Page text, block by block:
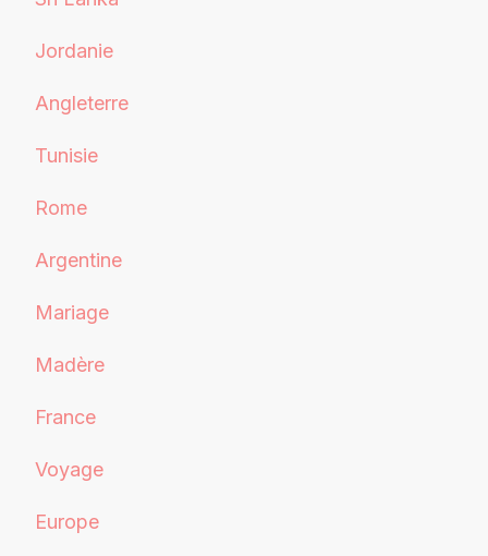
Jordanie
Angleterre
Tunisie
Rome
Argentine
Mariage
Madère
France
Voyage
Europe